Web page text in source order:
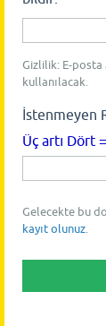
Gizlilik: E-
kullanılacak.
İstenmeyen
Üç artı Dört
Gelecekte bu
kayıt olunuz.